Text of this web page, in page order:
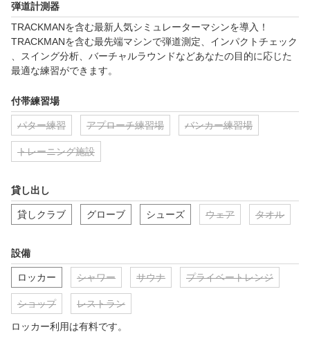
弾道計測器
TRACKMANを含む最新人気シミュレーターマシンを導入！
TRACKMANを含む最先端マシンで弾道測定、インパクトチェック
、スイング分析、バーチャルラウンドなどあなたの目的に応じた
最適な練習ができます。
付帯練習場
パター練習 アプローチ練習場 バンカー練習場
トレーニング施設
貸し出し
貸しクラブ グローブ シューズ ウェア タオル
設備
ロッカー シャワー サウナ プライベートレンジ
ショップ レストラン
ロッカー利用は有料です。